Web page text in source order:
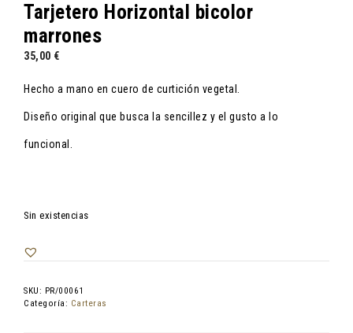
Tarjetero Horizontal bicolor
marrones
35,00 €
Hecho a mano en cuero de curtición vegetal.
Diseño original que busca la sencillez y el gusto a lo
funcional.
Sin existencias
SKU: PR/00061
Categoría: Carteras